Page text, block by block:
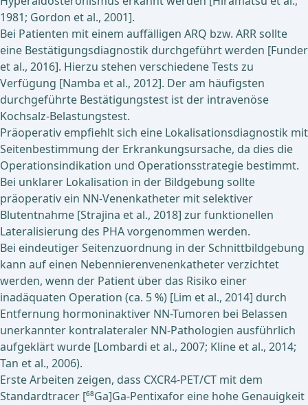
1981; Gordon et al., 2001].
Bei Patienten mit einem auffälligen ARQ bzw. ARR sollte
eine Bestätigungsdiagnostik durchgeführt werden [Funder
et al., 2016]. Hierzu stehen verschiedene Tests zu
Verfügung [Namba et al., 2012]. Der am häufigsten
durchgeführte Bestätigungstest ist der intravenöse
Kochsalz-Belastungstest.
Präoperativ empfiehlt sich eine Lokalisationsdiagnostik mit
Seitenbestimmung der Erkrankungsursache, da dies die
Operationsindikation und Operationsstrategie bestimmt.
Bei unklarer Lokalisation in der Bildgebung sollte
präoperativ ein NN-Venenkatheter mit selektiver
Blutentnahme [Strajina et al., 2018] zur funktionellen
Lateralisierung des PHA vorgenommen werden.
Bei eindeutiger Seitenzuordnung in der Schnittbildgebung
kann auf einen Nebennierenvenenkatheter verzichtet
werden, wenn der Patient über das Risiko einer
inadäquaten Operation (ca. 5 %) [Lim et al., 2014] durch
Entfernung hormoninaktiver NN-Tumoren bei Belassen
unerkannter kontralateraler NN-Pathologien ausführlich
aufgeklärt wurde [Lombardi et al., 2007; Kline et al., 2014;
Tan et al., 2006).
Erste Arbeiten zeigen, dass CXCR4-PET/CT mit dem
Standardtracer [⁶⁸Ga]Ga-Pentixafor eine hohe Genauigkeit